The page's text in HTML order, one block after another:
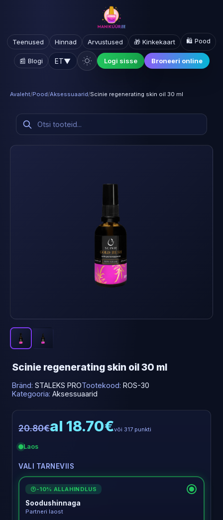
Teenused Hinnad Arvustused 🎁 Kinkekaart 🛍️ Pood
📰 Blogi ET▼ Logi sisse Broneeri online
Avaleht/Pood/Aksessuaarid/Scinie regenerating skin oil 30 ml
Scinie regenerating skin oil 30 ml
Bränd: STALEKS PROTootekood: ROS-30
Kategooria: Aksessuaarid
20.80€al 18.70€või 317 punkti
Laos
VALI TARNEVIIS
€ -10% ALLAHINDLUS
Soodushinnaga
Partneri laost